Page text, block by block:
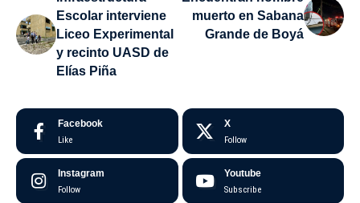
Escolar interviene
Liceo Experimental
y recinto UASD de
Elías Piña
muerto en Sabana
Grande de Boyá
Facebook
Like
X
Follow
Instagram
Follow
Youtube
Subscribe